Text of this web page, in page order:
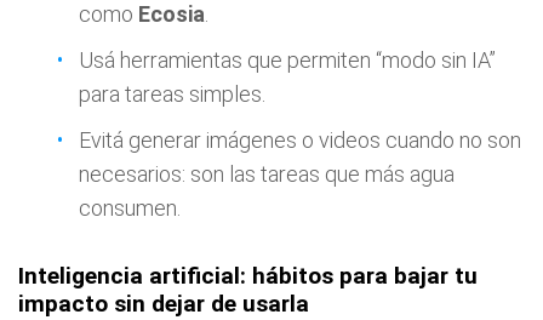
como Ecosia
Usá herramientas que permiten “modo sin IA”
para tareas simples.
Evitá generar imágenes o videos cuando no son
necesarios: son las tareas que más agua
consumen.
Inteligencia artificial: hábitos para bajar tu
impacto sin dejar de usarla